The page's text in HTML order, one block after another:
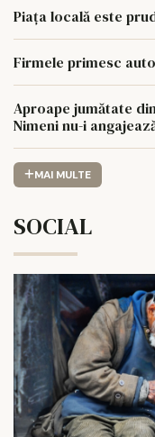
Piața locală este
Firmele primesc
Aproape jumătate
Nimeni nu-i
MAI MULTE
SOCIAL